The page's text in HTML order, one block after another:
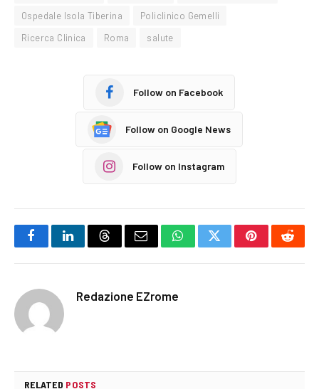
Ospedale Isola Tiberina
Policlinico Gemelli
Ricerca Clinica
Roma salute
Follow on Facebook
Follow on Google News
Follow on Instagram
FacebookLinkedInThreadsEmail WhatsAppTwitterPinterest
Redazione EZrome
RELATED POSTS